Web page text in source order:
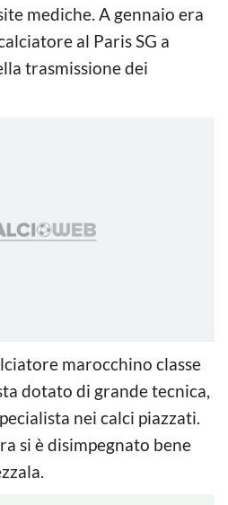
mediche. A gennaio era
al Paris SG a
trasmissione dei
marocchino classe
dotato di grande tecnica,
nei calci piazzati.
si è disimpegnato bene